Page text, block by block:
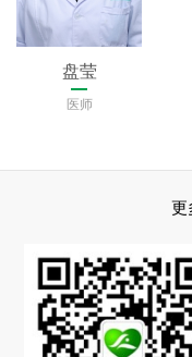
盘莹
医师
更